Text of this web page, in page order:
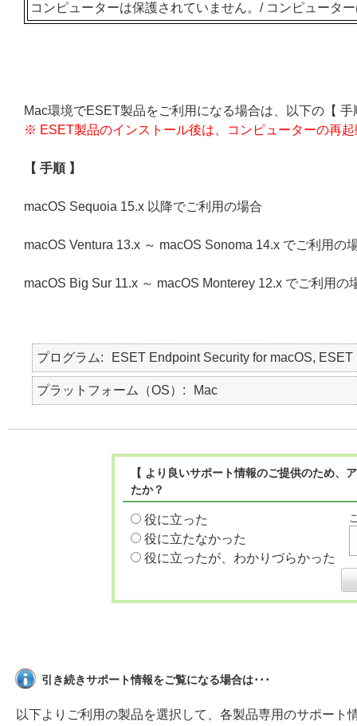
コンピューターは保護されていません。/ コンピュータ
Mac環境でESET製品をご利用になる場合は、以下の【
※ ESET製品のインストール後は、コンピューターの再
【 手順 】
macOS Sequoia 15.x 以降でご利用の場合
macOS Ventura 13.x ～ macOS Sonoma 14.x でご利用の
macOS Big Sur 11.x ～ macOS Monterey 12.x でご利用の
プログラム ESET Endpoint Security for macOS,
プラットフォーム（OS） Mac
【 より良いサポート情報のご提供のため
たか？
役に立った
役に立たなかった
役に立ったが、わかりづらかった
引き続きサポート情報をご覧になる場合は･･･
以下よりご利用の製品を選択して、各製品専用のサポート